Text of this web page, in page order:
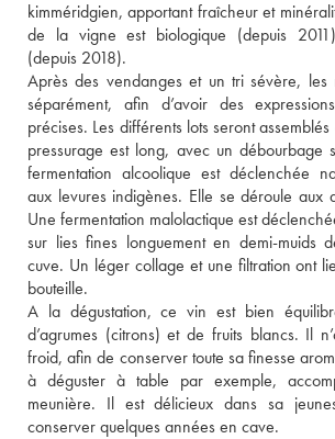
kimméridgien, apportant fraîcheur et
de la vigne est biologique (depuis
(depuis 2018).
Après des vendanges et un tri sévère, les
séparément, afin d’avoir des
précises. Les différents lots seront
pressurage est long, avec un débourbage
fermentation alcoolique est déclenchée
aux levures indigènes. Elle se déroule aux
Une fermentation malolactique est
sur lies fines longuement en demi-muids
cuve. Un léger collage et une filtration ont
bouteille.
A la dégustation, ce vin est bien
d’agrumes (citrons) et de fruits blancs. Il
froid, afin de conserver toute sa finesse
à déguster à table par exemple,
meunière. Il est délicieux dans sa
conserver quelques années en cave.